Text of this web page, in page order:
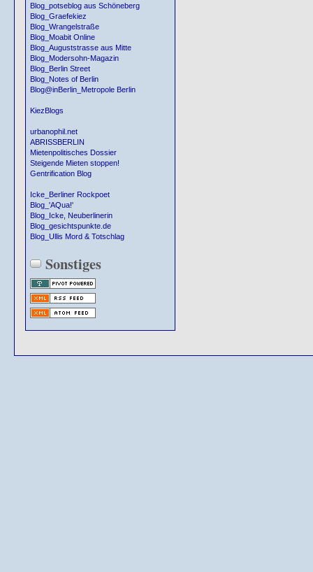
Blog_potseblog aus Schöneberg
Blog_Graefekiez
Blog_Wrangelstraße
Blog_Moabit Online
Blog_Auguststrasse aus Mitte
Blog_Modersohn-Magazin
Blog_Berlin Street
Blog_Notes of Berlin
Blog@inBerlin_Metropole Berlin
KiezBlogs
urbanophil.net
ABRISSBERLIN
Mietenpolitisches Dossier
Steigende Mieten stoppen!
Gentrification Blog
Icke_Berliner Rockpoet
Blog_'AQua!'
Blog_Icke, Neuberlinerin
Blog_gesichtspunkte.de
Blog_Ullis Mord & Totschlag
Sonstiges